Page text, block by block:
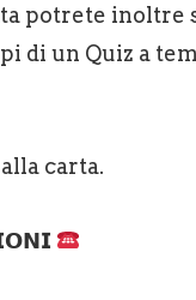
potrete inoltre
di un Quiz a
carta.